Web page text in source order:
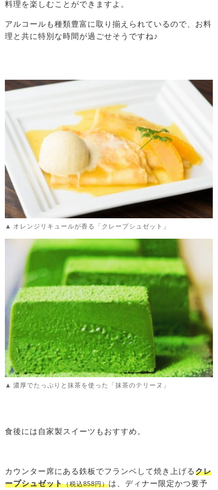
料理を楽しむことができますよ。
アルコールも種類豊富に取り揃えられているので、お料
理と共に特別な時間が過ごせそうですね♪
オレンジリキュールが香る「クレープシュゼット」
濃厚でたっぷりと抹茶を使った「抹茶のテリーヌ」
食後には自家製スイーツもおすすめ。
カウンター席にある鉄板でフランベして焼き上げるクレ
ープシュゼット（税込858円）は、ディナー限定かつ要予